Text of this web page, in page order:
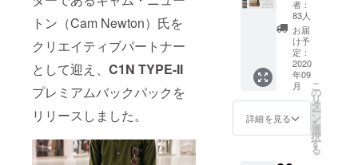
トン（Cam Newton）氏を
クリエイティブパートナー
として迎え、 C1N TYPE-II
プレミアムバックパックを
リリースしました。
pack）
1個 ・
トラベ
ルパッ
（Trave
pack）
1個 ・
ショル
ラバッ
グ
（Cam
bag）
ト内
容： ・
バック
パック
（Back
者：
83人
お届
け予
定：
2020
年09
月
詳細を見る
こ
の
リ
タ
ー
ン
を
選
択
す
る